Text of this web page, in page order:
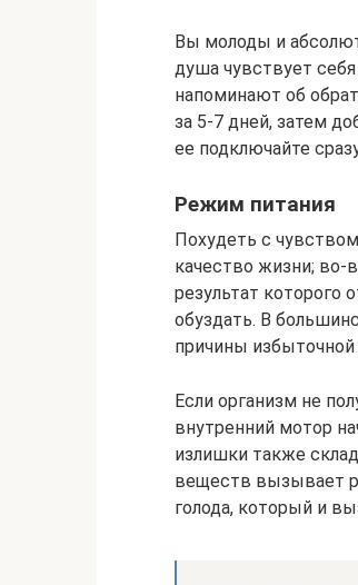
Вы молоды и
душа чувствует
напоминают об
за 5-7 дней, затем
ее подключайте
Режим питания
Похудеть с
качество жизни; во-
результат которого
обуздать. В
причины
Если организм не
внутренний мотор
излишки также
веществ вызывает
голода, который и